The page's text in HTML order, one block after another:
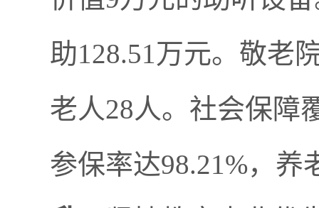
助128.51万元。敬老
老人28人。 社会保障
参保率达98.21%，养